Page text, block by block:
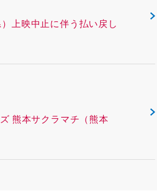
上映中止に伴う払い戻し
熊本サクラマチ（熊本